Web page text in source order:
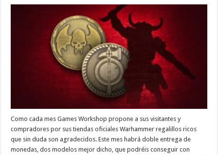
Como cada mes Games Workshop propone a sus visitantes y
compradores por sus tiendas oficiales Warhammer regalillos ricos
que sin duda son agradecidos. Este mes habrá doble entrega de
monedas, dos modelos mejor dicho, que podréis conseguir con